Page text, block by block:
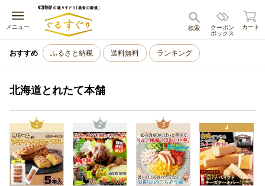
メニュー
キャンセル
クーポン
ボックス
検索 カート
おすすめ ふるさと納税 送料無料 ランキング
北海道とれたて本舗
1 2 3 4